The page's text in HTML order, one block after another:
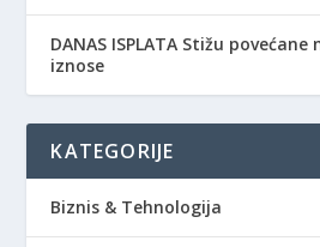
DANAS ISPLATA Stižu
iznose
KATEGORIJE
Biznis & Tehnologija